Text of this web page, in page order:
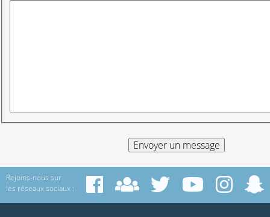
Rejoins-nous sur
les réseaux sociaux :